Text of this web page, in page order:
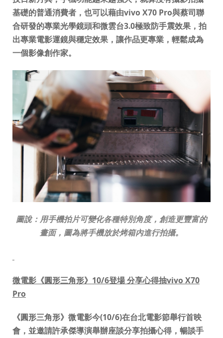
基礎的普通消費者，也可以藉由vivo X70 Pro與蔡司聯
合研發的專業光學鏡頭和微雲台3.0極致防手震效果，拍
出專業電影運鏡與穩定效果，讓作品更專業，輕鬆成為
一個影像創作家。
圖說： 用手機拍片可變化各種特別角度，創造更豐富的
畫面，圖為將手機放於烤箱內進行拍攝。
微電影《圓形三角形》 10/6登場 分享心得抽vivo X70
Pro
《圓形三角形》微電影今(10/6)在台北電影節舉行首映
會，並邀請許承傑導演舉辦座談分享拍攝心得，暢談手